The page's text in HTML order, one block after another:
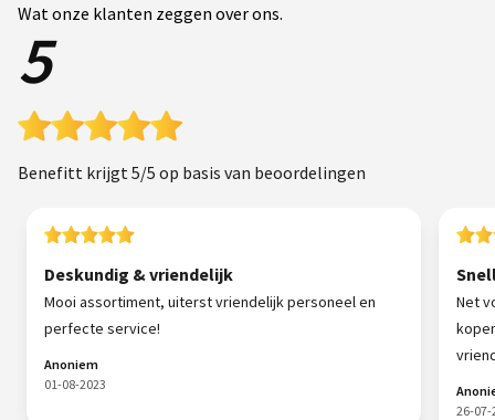
Wat onze klanten zeggen over ons.
5
Benefitt krijgt 5/5 op basis van beoordelingen
Deskundig & vriendelijk
Mooi assortiment, uiterst vriendelijk personeel en
perfecte service!
Anoniem
01-08-2023
Net
26-07-